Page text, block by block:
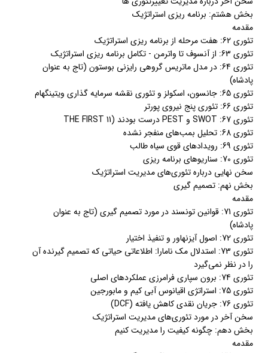
بخش هشتم: برنامه ریزی استراتژیک
مقدمه
تئوری 62: هفت مرحله از برنامه ریزی استراتژیک
تئوری 63: از آنسوف تا واترمن - تکامل برنامه ریزی استراتژیک
تئوری 64: در مدل ماتریس گروهی رایزنی بوستون (تاج به عنوان
پادشاه)
تئوری 65: جانسون، اسکولز و تئوری نقشه سرمایه گذاری ویتینگهام
تئوری 66: تئوری پنج نیروی پورتر
تئوری 67: SWOT و PEST درست بودند (THE FIRST 11
تئوری 68: تحلیل بمب‌های منفجر نشده
تئوری 69: رویداد‌های قوی سیاه طالب
تئوری 70: سناریو‌های برنامه ریزی
سخن نهایی درباره تئوری‌های مدیریت استراتژیک
بخش نهم: تصمیم گیری
مقدمه
تئوری 71: قوانین تونسند در مورد تصمیم گیری (تاج به عنوان
پادشاه)
تئوری 72: اصول آیزنهاور و تنفیذ اختیار
تئوری 73: استدلال مک نامارا: اطلاعاتی حیاتی که تصمیم گیرنده آن
را در نظر نمی‌گیرد
تئوری 74: برون سپاری فرامرزی عملکردهای اصلی
تئوری 75: استراتژی اقیانوس آبی کیم و مابورجین
تئوری 76: جریان نقدی کاهش یافته (DCF)
سخن آخر در مورد تئوری‌های مدیریت استراتژیک
بخش دهم: چگونه کیفیت را مدیریت کنیم
مقدمه